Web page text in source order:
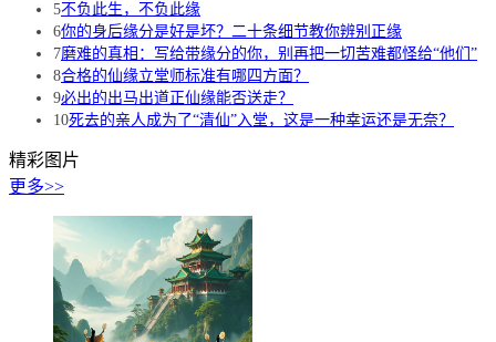
5不负此生，不负此缘
6你的身后缘分是好是坏？二十条细节教你辨别正缘
7磨难的真相：写给带缘分的你，别再把一切苦难都怪给“他们”
8合格的仙缘立堂师标准有哪四方面？
9必出的出马出道正仙缘能否送走？
10死去的亲人成为了“清仙”入堂，这是一种幸运还是无奈？
精彩图片
更多>>